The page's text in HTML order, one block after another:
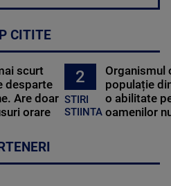
CITITE
scurt
desparte
Are doar
orare
2
STIRI
STIINTA
Organismul
populație
o abilitate
oamenilor